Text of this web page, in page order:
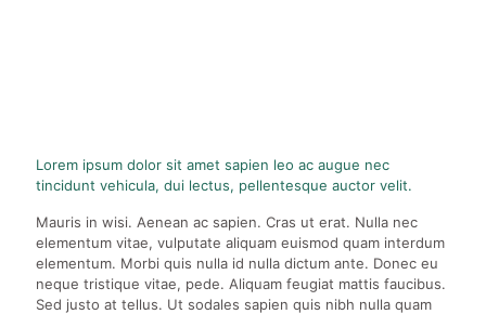
Lorem ipsum dolor sit amet sapien leo ac augue nec
tincidunt vehicula, dui lectus, pellentesque auctor velit.
Mauris in wisi. Aenean ac sapien. Cras ut erat. Nulla nec
elementum vitae, vulputate aliquam euismod quam interdum
elementum. Morbi quis nulla id nulla dictum ante. Donec eu
neque tristique vitae, pede. Aliquam feugiat mattis faucibus.
Sed justo at tellus. Ut sodales sapien quis nibh nulla quam